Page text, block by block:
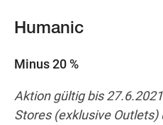
Humanic
Minus 20 %
Aktion gültig bis
Stores (exklusive Outlets)